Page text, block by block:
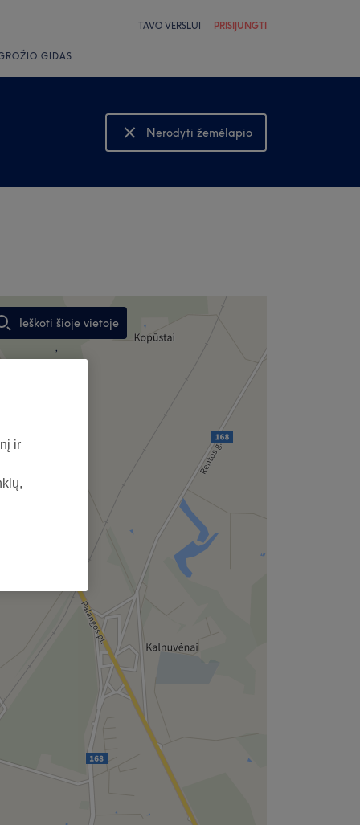
TAVO VERSLUI PRISIJUNGTI
GIDAS
Nerodyti žemėlapio
Rodyti žemėlapį
Ieškoti šioje vietoje
,
ir